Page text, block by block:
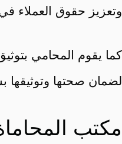
وتعزيز حقوق العملاء في
كما يقوم المحامي
لضمان صحتها
مكتب